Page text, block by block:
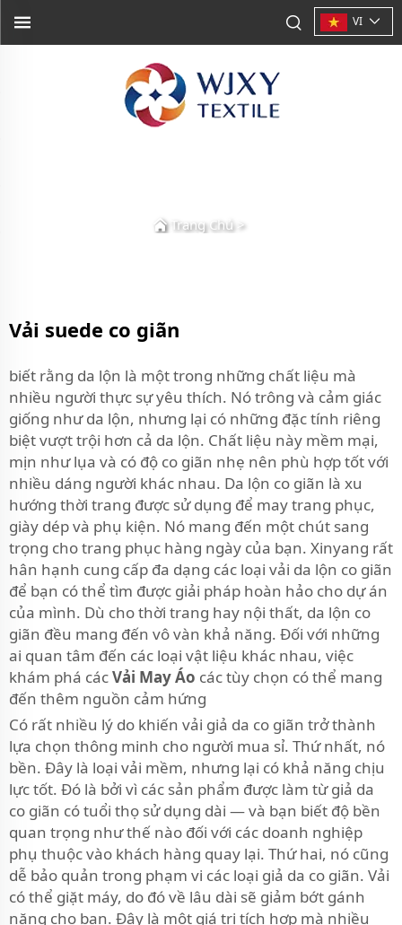
VI
Trang Chủ>
Vải suede co giãn
biết rằng da lộn là một trong những chất liệu mà
nhiều người thực sự yêu thích. Nó trông và cảm giác
giống như da lộn, nhưng lại có những đặc tính riêng
biệt vượt trội hơn cả da lộn. Chất liệu này mềm mại,
mịn như lụa và có độ co giãn nhẹ nên phù hợp tốt với
nhiều dáng người khác nhau. Da lộn co giãn là xu
hướng thời trang được sử dụng để may trang phục,
giày dép và phụ kiện. Nó mang đến một chút sang
trọng cho trang phục hàng ngày của bạn. Xinyang rất
hân hạnh cung cấp đa dạng các loại vải da lộn co giãn
để bạn có thể tìm được giải pháp hoàn hảo cho dự án
của mình. Dù cho thời trang hay nội thất, da lộn co
giãn đều mang đến vô vàn khả năng. Đối với những
ai quan tâm đến các loại vật liệu khác nhau, việc
khám phá cácVải May Áo các tùy chọn có thể mang
đến thêm nguồn cảm hứng
Có rất nhiều lý do khiến vải giả da co giãn trở thành
lựa chọn thông minh cho người mua sỉ. Thứ nhất, nó
bền. Đây là loại vải mềm, nhưng lại có khả năng chịu
lực tốt. Đó là bởi vì các sản phẩm được làm từ giả da
co giãn có tuổi thọ sử dụng dài — và bạn biết độ bền
quan trọng như thế nào đối với các doanh nghiệp
phụ thuộc vào khách hàng quay lại. Thứ hai, nó cũng
dễ bảo quản trong phạm vi các loại giả da co giãn. Vải
có thể giặt máy, do đó về lâu dài sẽ giảm bớt gánh
nặng cho bạn. Đây là một giá trị tích hợp mà nhiều